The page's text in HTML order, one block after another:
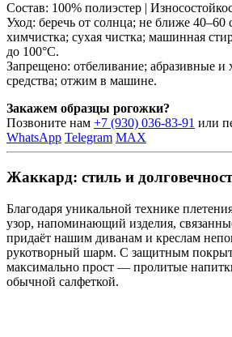
Состав: 100% полиэстер |
Уход: беречь от солнца; не ближе 40–60
химчистка; сухая чистка; машинная
до 100°C.
Запрещено: отбеливание; абразивные и
средства; отжим в машине.
Закажем образцы рогожки?
Позвоните нам +7 (930) 036-83-91 или
WhatsApp Telegram MAX
Жаккард: стиль и
Благодаря уникальной технике
узор, напоминающий изделия,
придаёт нашим диванам и креслам
рукотворный шарм. С защитным
максимально прост — пролитые
обычной салфеткой.